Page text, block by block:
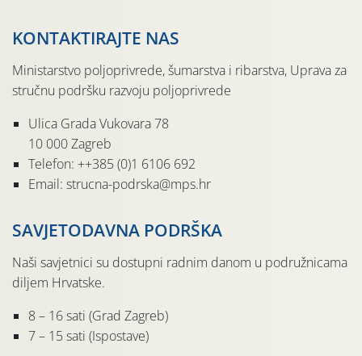
KONTAKTIRAJTE NAS
Ministarstvo poljoprivrede, šumarstva i ribarstva, Uprava za
stručnu podršku razvoju poljoprivrede
Ulica Grada Vukovara 78
10 000 Zagreb
Telefon: ++385 (0)1 6106 692
Email: strucna-podrska@mps.hr
SAVJETODAVNA PODRŠKA
Naši savjetnici su dostupni radnim danom u podružnicama
diljem Hrvatske.
8 – 16 sati (Grad Zagreb)
7 – 15 sati (Ispostave)